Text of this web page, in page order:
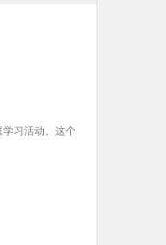
习活动。这个